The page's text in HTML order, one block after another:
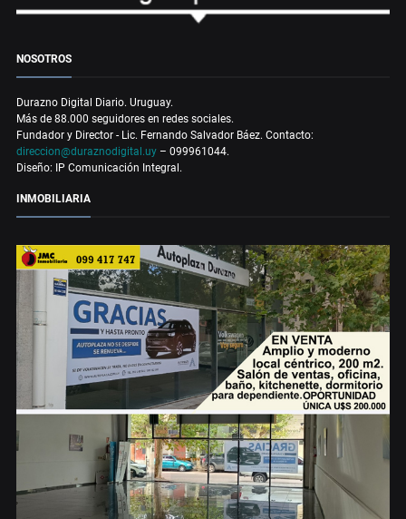
NOSOTROS
Durazno Digital Diario. Uruguay.
Más de 88.000 seguidores en redes sociales.
Fundador y Director - Lic. Fernando Salvador Báez. Contacto:
direccion@duraznodigital.uy – 099961044.
Diseño: IP Comunicación Integral.
INMOBILIARIA